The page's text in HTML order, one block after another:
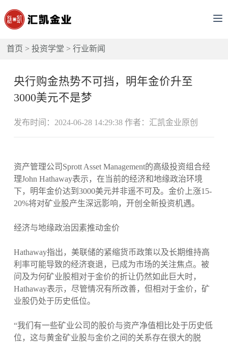
首页 >投资学堂 >行业新闻
央行购金热势不可挡，明年金价升至
3000美元不是梦
发布时间：2024-06-28 14:29:38 作者：汇凯金业原创
资产管理公司Sprott Asset Management的高级投资组合经
理John Hathaway表示，在当前的经济和地缘政治环境
下，明年金价达到3000美元并非遥不可及。金价上涨15-
20%将对矿业股产生深远影响，开创全新投资机遇。
经济与地缘政治因素推动金价
Hathaway指出，美联储的紧缩货币政策以及长期维持高
利率可能导致的经济衰退，已成为市场的关注焦点。被
问及为何矿业股相对于金价的折让仍然如此巨大时，
Hathaway表示，尽管情况有所改善，但相对于金价，矿
业股仍处于历史低位。
“我们有一些矿业公司的股价与资产净值相比处于历史低
位，这与黄金矿业股与金价之间的关系存在很大的脱